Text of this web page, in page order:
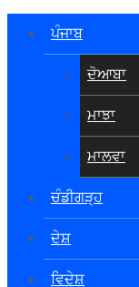
ਪੰਜਾਬ
ਦੋਆਬਾ
ਮਾਝਾ
ਮਾਲਵਾ
ਚੰਡੀਗੜ੍ਹ
ਦੇਸ਼
ਵਿਦੇਸ਼